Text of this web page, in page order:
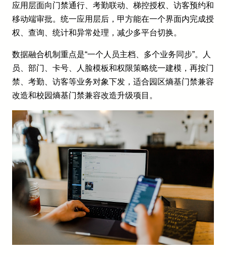
应用层面向门禁通行、考勤联动、梯控授权、访客预约和
移动端审批。统一应用层后，甲方能在一个界面内完成授
权、查询、统计和异常处理，减少多平台切换。
数据融合机制重点是“一个人员主档、多个业务同步”。人
员、部门、卡号、人脸模板和权限策略统一建模，再按门
禁、考勤、访客等业务对象下发，适合园区熵基门禁兼容
改造和校园熵基门禁兼容改造升级项目。